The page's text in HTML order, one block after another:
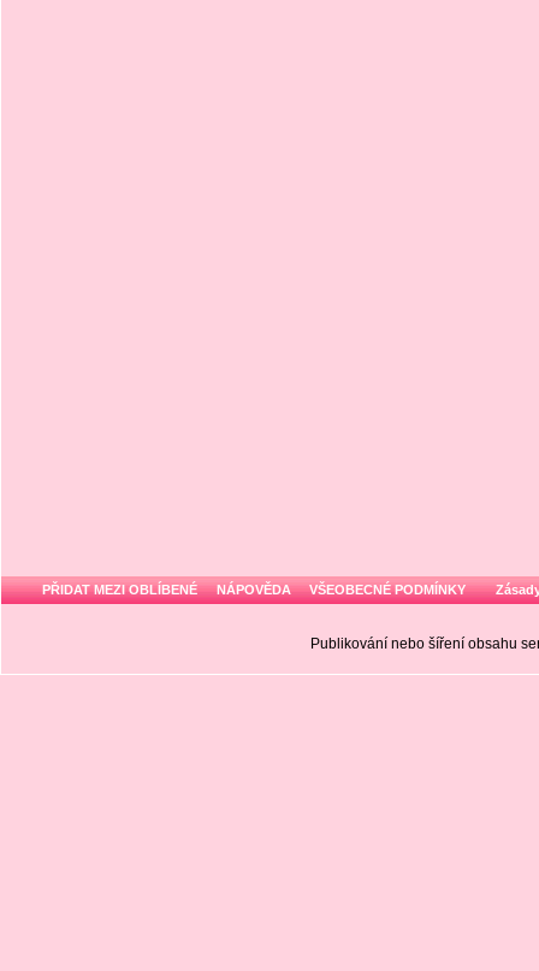
PŘIDAT MEZI OBLÍBENÉ NÁPOVĚDA VŠEOBECNÉ PODMÍNKY
Publikování nebo šíření obsahu